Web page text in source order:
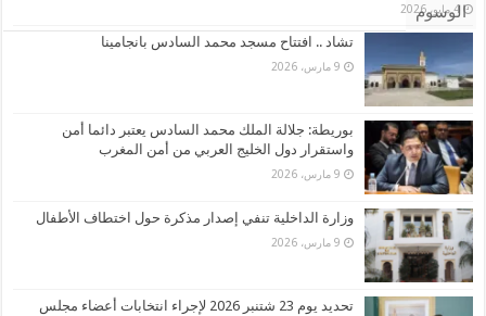
الوسوم
4 مايو، 2026
تشاد .. افتتاح مسجد محمد السادس بانجامينا
9 مارس، 2026
بوريطة: جلالة الملك محمد السادس يعتبر دائما أمن
واستقرار دول الخليج العربي من أمن المغرب
9 مارس، 2026
وزارة الداخلية تنفي إصدار مذكرة حول اختطاف الأطفال
9 مارس، 2026
تحديد يوم 23 شتنبر 2026 لإجراء انتخابات أعضاء مجلس